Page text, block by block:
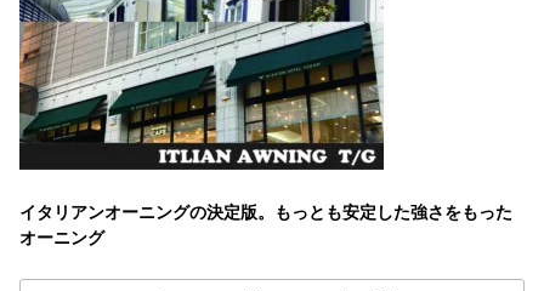
イタリアンオーニングの決定版。もっとも安定した強さをもった
オーニング